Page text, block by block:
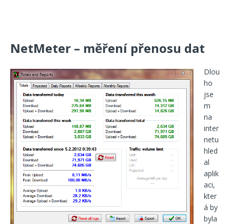
NetMeter – měření přenosu dat
Dlou
ho
jse
m
na
inter
netu
hled
al
aplik
aci,
kter
á by
byla